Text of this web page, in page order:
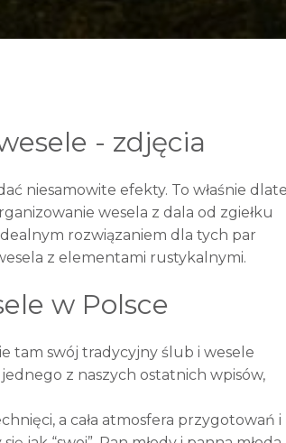
- zdjęcia
niesamowite efekty. To właśnie
wesela z dala od zgiełku
rozwiązaniem dla tych par
z elementami rustykalnymi.
w Polsce
tam swój tradycyjny ślub i wesele
z naszych ostatnich wpisów,
a cała atmosfera przygotowań i